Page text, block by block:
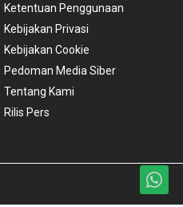
Ketentuan Penggunaan
Kebijakan Privasi
Kebijakan Cookie
Pedoman Media Siber
Tentang Kami
Rilis Pers